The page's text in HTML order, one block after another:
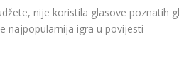
nije koristila glasove poznatih
najpopularnija igra u povijesti